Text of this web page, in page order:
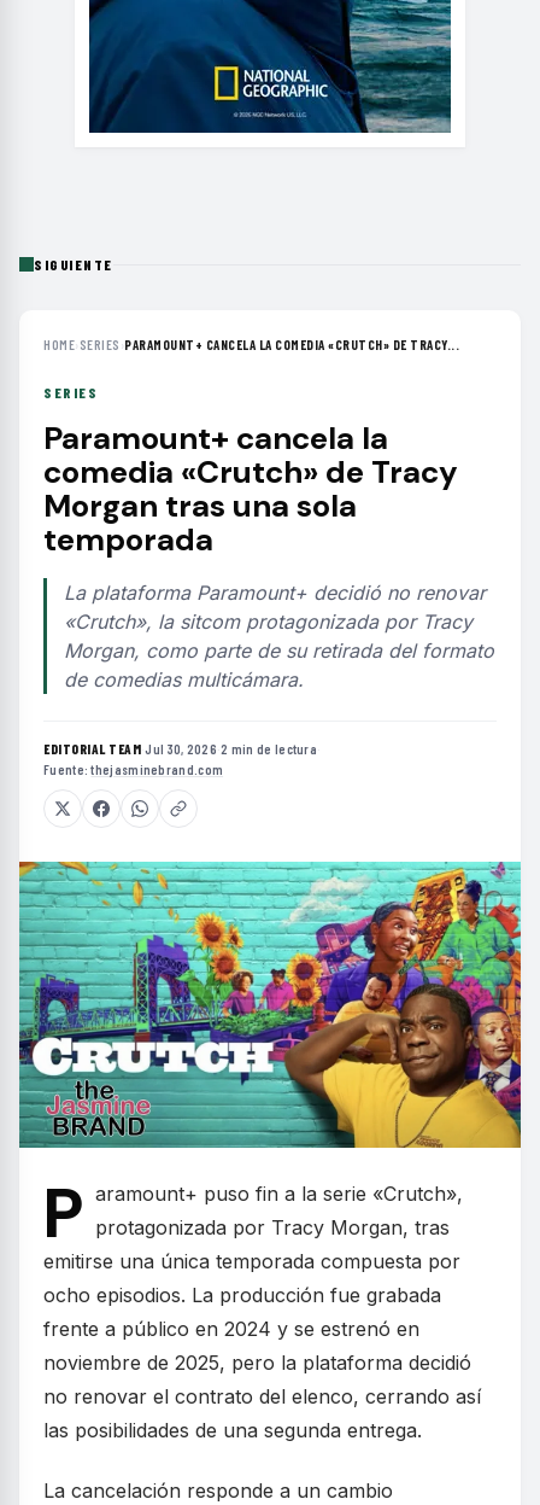
SIGUIENTE
HOME› SERIES ›PARAMOUNT+ CANCELA LA COMEDIA «CRUTCH» DE TRACY...
SERIES
Paramount+ cancela la
comedia «Crutch» de Tracy
Morgan tras una sola
temporada
La plataforma Paramount+ decidió no renovar
«Crutch», la sitcom protagonizada por Tracy
Morgan, como parte de su retirada del formato
de comedias multicámara.
EDITORIAL TEAM·Jul 30, 2026·2 min de lectura·
Fuente:thejasminebrand.com
P aramount+ puso fin a la serie «Crutch»,
protagonizada por Tracy Morgan, tras
emitirse una única temporada compuesta por
ocho episodios. La producción fue grabada
frente a público en 2024 y se estrenó en
noviembre de 2025, pero la plataforma decidió
no renovar el contrato del elenco, cerrando así
las posibilidades de una segunda entrega.
La cancelación responde a un cambio